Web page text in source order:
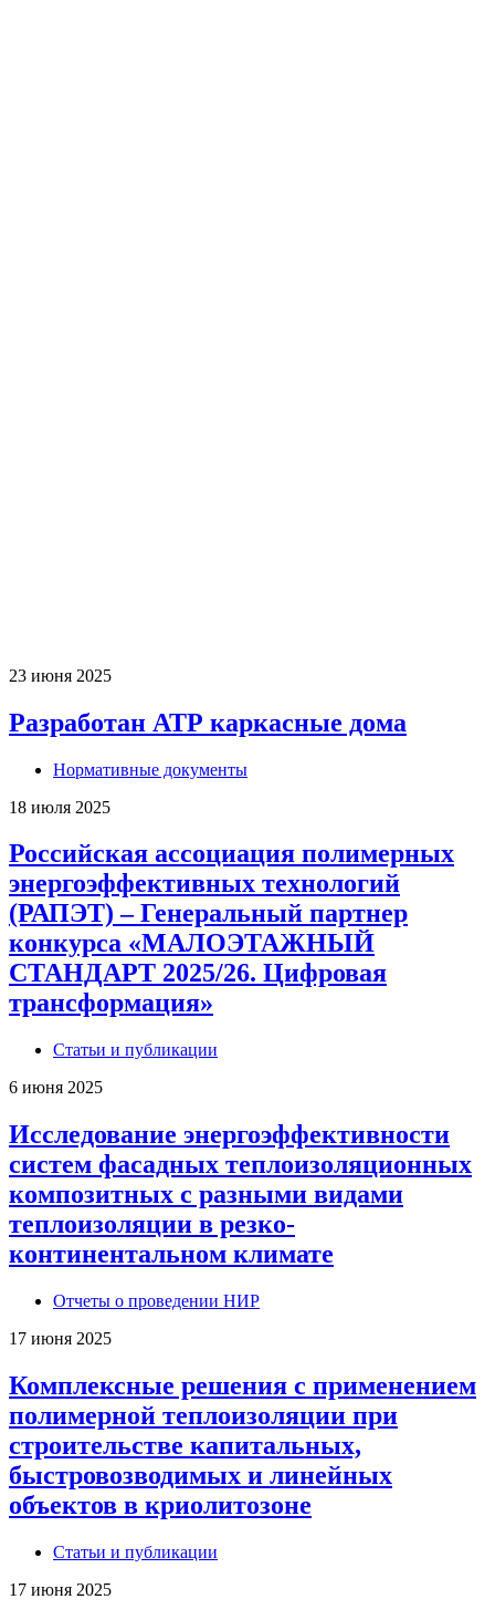
23 июня 2025
Разработан АТР каркасные дома
Нормативные документы
18 июля 2025
Российская ассоциация полимерных
энергоэффективных технологий
(РАПЭТ) – Генеральный партнер
конкурса «МАЛОЭТАЖНЫЙ
СТАНДАРТ 2025/26. Цифровая
трансформация»
Статьи и публикации
6 июня 2025
Исследование энергоэффективности
систем фасадных теплоизоляционных
композитных с разными видами
теплоизоляции в резко-
континентальном климате
Отчеты о проведении НИР
17 июня 2025
Комплексные решения с применением
полимерной теплоизоляции при
строительстве капитальных,
быстровозводимых и линейных
объектов в криолитозоне
Статьи и публикации
17 июня 2025